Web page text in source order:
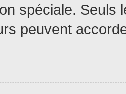
spéciale. Seuls
peuvent